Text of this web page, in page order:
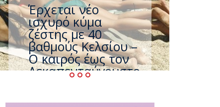
Έρχεται νέο
ισχυρό κύμα
ζέστης με 40
βαθμούς Κελσίου –
Ο καιρός έως τον
Δεκαπενταύγουστο